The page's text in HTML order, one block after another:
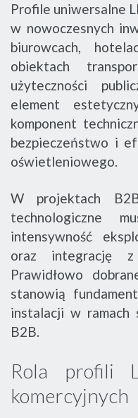
Profile uniwersalne
w nowoczesnych
biurowcach,
obiektach
użyteczności
element
komponent
bezpieczeństwo i
oświetleniowego.
W projektach
technologiczne
intensywność
oraz integrację z
Prawidłowo
stanowią
instalacji w ramach
B2B.
Rola profili
komercyjnych